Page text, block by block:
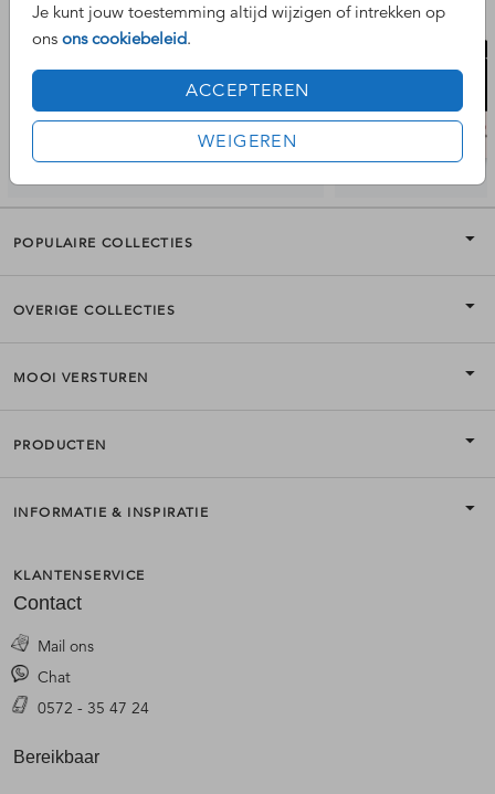
Je kunt jouw toestemming altijd wijzigen of intrekken op
ons ons cookiebeleid.
ACCEPTEREN
WEIGEREN
POPULAIRE COLLECTIES
OVERIGE COLLECTIES
MOOI VERSTUREN
PRODUCTEN
INFORMATIE & INSPIRATIE
KLANTENSERVICE
Contact
Mail ons
Chat
0572 - 35 47 24
Bereikbaar